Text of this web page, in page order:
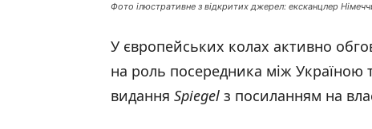
Фото ілюстративне з відкритих джерел: ексканцлер
У європейських колах активно
на роль посередника між Україною
видання Spiegel з посиланням на